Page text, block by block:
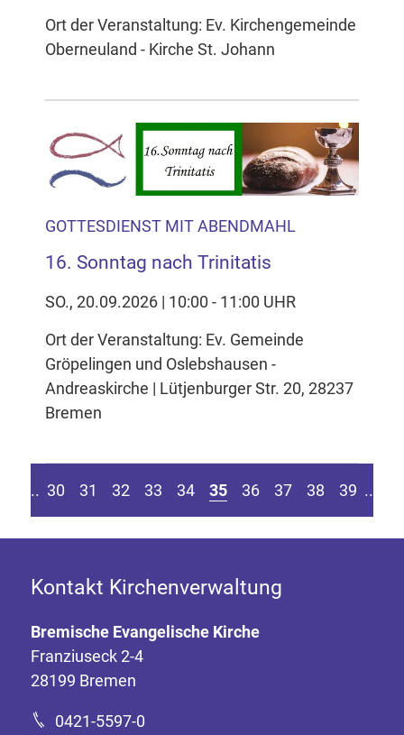
Ort der Veranstaltung: Ev. Kirchengemeinde
Oberneuland - Kirche St. Johann
GOTTESDIENST MIT ABENDMAHL
16. Sonntag nach Trinitatis
SO., 20.09.2026 | 10:00 - 11:00 UHR
Ort der Veranstaltung: Ev. Gemeinde
Gröpelingen und Oslebshausen -
Andreaskirche | Lütjenburger Str. 20, 28237
Bremen
springen
vorherigen Seite
.... 30 31 32 33 34 35 36 37 38 39 ....
Kontakt Kirchenverwaltung
Bremische Evangelische Kirche
Franziuseck 2-4
28199 Bremen
0421-5597-0